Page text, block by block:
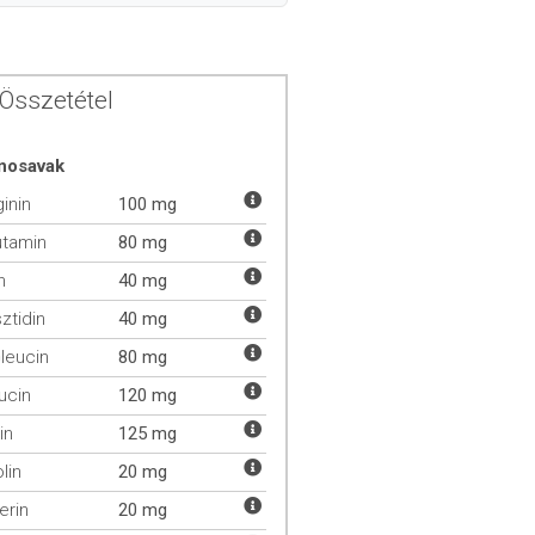
Összetétel
100 mg
80 mg
40 mg
40 mg
80 mg
120 mg
125 mg
20 mg
20 mg